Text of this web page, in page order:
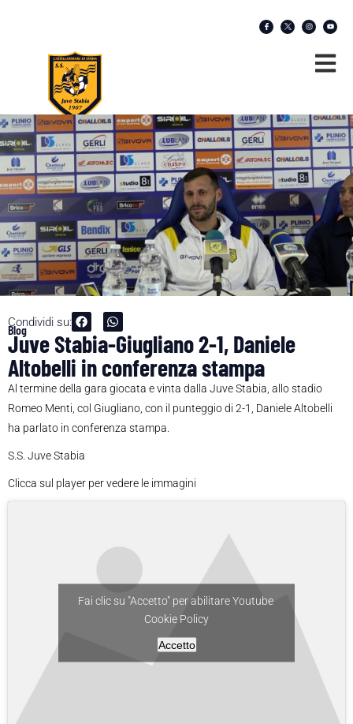
Condividi su:
Blog
Juve Stabia-Giugliano 2-1, Daniele
Altobelli in conferenza stampa
Al termine della gara giocata e vinta dalla Juve Stabia, allo stadio
Romeo Menti, col Giugliano, con il punteggio di 2-1, Daniele Altobelli
ha parlato in conferenza stampa.
S.S. Juve Stabia
Clicca sul player per vedere le immagini
Fai clic su "Accetto" per abilitare Youtube
Cookie Policy
Accetto